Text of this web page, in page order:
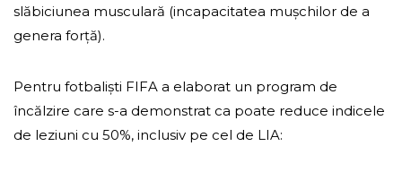
slăbiciunea musculară (incapacitatea mușchilor de a
genera forță).
Pentru fotbaliști FIFA a elaborat un program de
încălzire care s-a demonstrat ca poate reduce indicele
de leziuni cu 50%, inclusiv pe cel de LIA: